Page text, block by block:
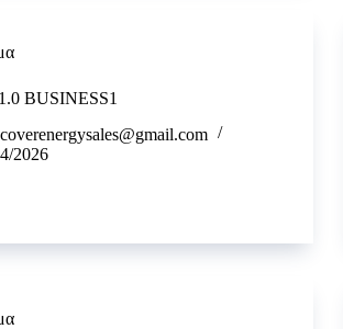
BUSINESS1
2026